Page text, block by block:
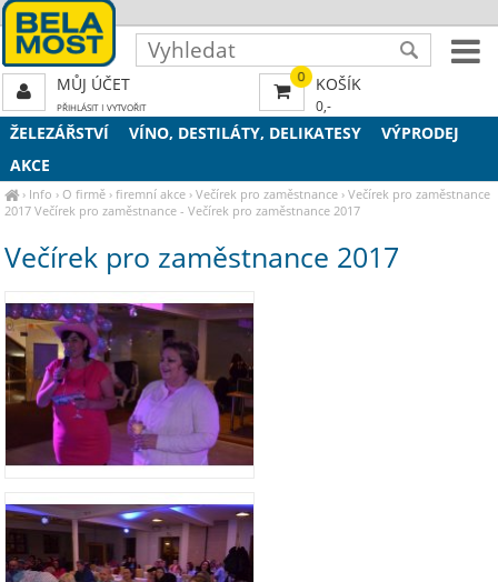
ŽELEZÁŘSTVÍ VÍNO, DESTILÁTY, DELIKATESY
VÝPRODEJ
AKCE
› Info › O firmě ›firemní akce ›Večírek pro zaměstnance ›Večírek pro zaměstnance
2017 Večírek pro zaměstnance - Večírek pro zaměstnance 2017
Večírek pro zaměstnance 2017
MŮJ ÚČET
PŘIHLÁSIT| VYTVOŘIT
0 KOŠÍK
0,-